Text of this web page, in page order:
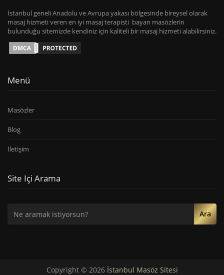
İstanbul geneli Anadolu ve Avrupa yakası bölgesinde bireysel olarak
masaj hizmeti veren en iyi masaj terapisti bayan masözlerin
bulunduğu sitemizde kendiniz için kaliteli bir masaj hizmeti alabilirsiniz.
Menü
Masözler
Blog
İletişim
Site Içi Arama
Ara
Copyright © 2026 İstanbul Masöz Sitesi